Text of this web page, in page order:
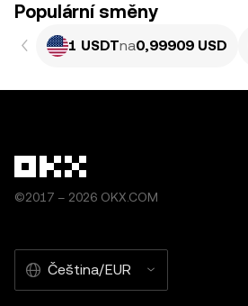
Populární směny
1 USDTna0,99909 USD
©2017 – 2026 OKX.COM
Čeština/EUR